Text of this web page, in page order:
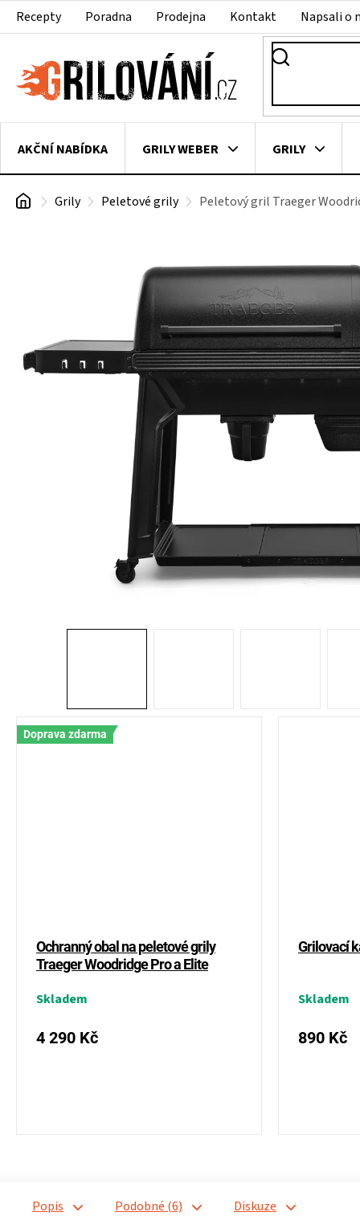
PřejítRecepty Poradna Prodejna Kontakt Napsali o
AKČNÍ NABÍDKA GRILY WEBER GRILY
VAKUOVAČKY LEDNICE NA ZRÁNÍ MASA
DomůGrily Peletové grily Peletový gril Traeger
Doprava zdarma
Ochranný obal na peletové grily
Traeger Woodridge Pro a Elite
Skladem
4 290 Kč
Grilovací
Skladem
890 Kč
Popis Podobné (6) Diskuze